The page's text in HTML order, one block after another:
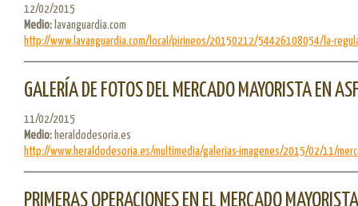
12/02/2015
Medio:lavanguardia.com
http://www.lavanguardia.com/local/pirineos/20150212/54426108054/la-
GALERÍA DE FOTOS DEL MERCADO MAYORISTA EN
11/02/2015
Medio:heraldodesoria.es
http://www.heraldodesoria.es/multimedia/galerias-imagenes/2015/02/11/
PRIMERAS OPERACIONES EN EL MERCADO